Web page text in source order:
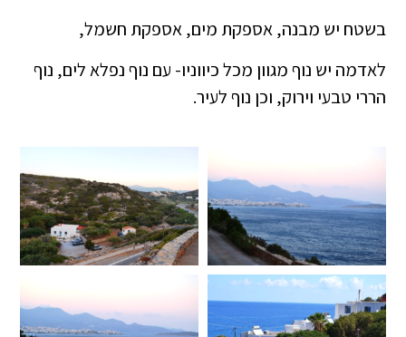
בשטח יש מבנה, אספקת מים, אספקת חשמל,
לאדמה יש נוף מגוון מכל כיווניו- עם נוף נפלא לים, נוף
הררי טבעי וירוק, וכן נוף לעיר.